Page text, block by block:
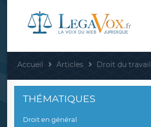
Accueil Articles Droit du travail
THÉMATIQUES
Droit en général